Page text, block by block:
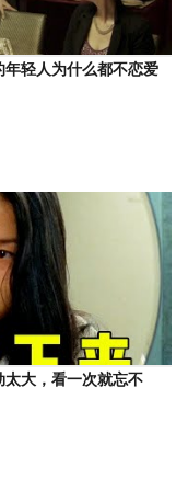
年轻人为什么都不恋爱
太大，看一次就忘不